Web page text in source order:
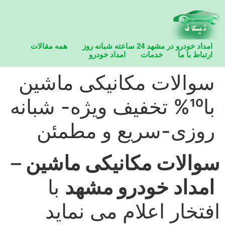
امداد خودرو در مشهد 24 ساعته شبانه روز
همه مقالات
ارتباط با ما
خدمات امداد خودرو
سوالات مكانیكی ماشین
با10% تخفیف ویژه- شبانه
روزی-سریع و مطمئن
سوالات مكانیكی ماشین –
امداد خودرو مشهد با
افتخار اعلام می نماید